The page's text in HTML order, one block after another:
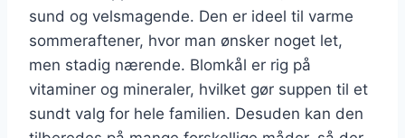
sund og velsmagende. Den er ideel til varme
sommeraftener, hvor man ønsker noget let,
men stadig nærende. Blomkål er rig på
vitaminer og mineraler, hvilket gør suppen til et
sundt valg for hele familien. Desuden kan den